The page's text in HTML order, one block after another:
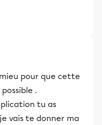
pour que cette
.
tu as
vais te donner ma